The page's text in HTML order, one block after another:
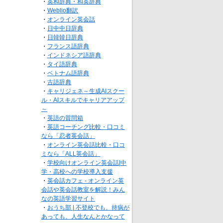
・ Weblio翻訳
・ オンライン英会話
・ 日中中日辞典
・ 日韓韓日辞典
・ フランス語辞典
・ インドネシア語辞典
・ タイ語辞典
・ ベトナム語辞典
・ 古語辞典
・ キャリジェネ～生成AIスクー
ル・AIスキルでキャリアアップ
～
・ 英語の質問箱
・ 英語コーチング比較・口コミ
なら「忍者英会話」
・ オンライン英会話比較・口コ
ミなら「ALL英会話」
・ 学校向けオンライン英会話|中
学・高校への学校導入支援
・ 英会話カフェ - オンライン英
会話や英会話教室を解説！みん
なの英語学習サイト
・ おうち部 | 不登校でも、持病が
あっても、人生なんとかなって